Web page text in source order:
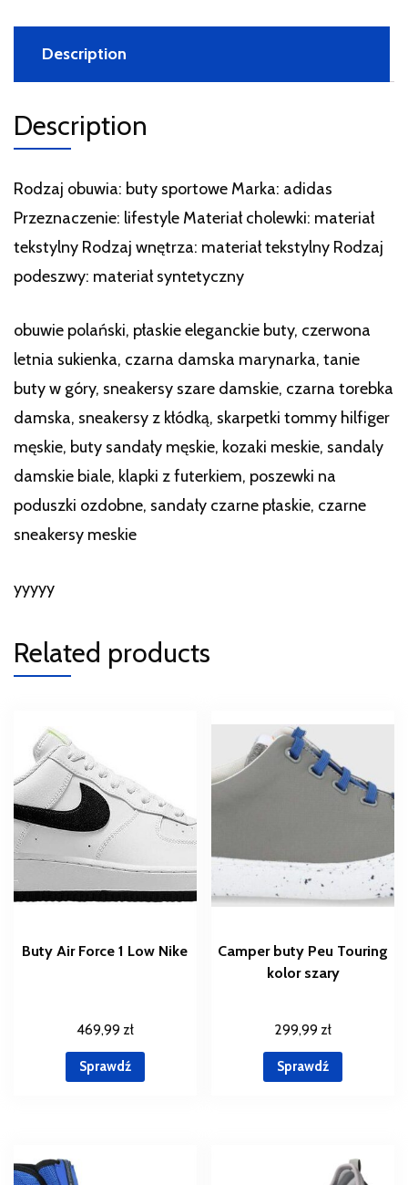
Description
Description
Rodzaj obuwia: buty sportowe Marka: adidas
Przeznaczenie: lifestyle Materiał cholewki: materiał
tekstylny Rodzaj wnętrza: materiał tekstylny Rodzaj
podeszwy: materiał syntetyczny
obuwie polański, płaskie eleganckie buty, czerwona
letnia sukienka, czarna damska marynarka, tanie
buty w góry, sneakersy szare damskie, czarna torebka
damska, sneakersy z kłódką, skarpetki tommy hilfiger
męskie, buty sandały męskie, kozaki meskie, sandaly
damskie biale, klapki z futerkiem, poszewki na
poduszki ozdobne, sandały czarne płaskie, czarne
sneakersy meskie
yyyyy
Related products
Buty Air Force 1 Low Nike
469,99 zł
Sprawdź
Camper buty Peu Touring
kolor szary
299,99 zł
Sprawdź